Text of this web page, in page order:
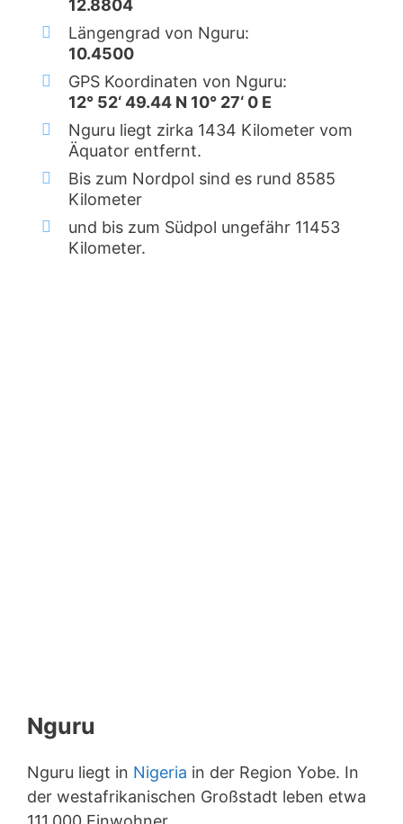
12.8804
Längengrad von Nguru:
10.4500
GPS Koordinaten von Nguru:
12° 52‘ 49.44 N 10° 27‘ 0 E
Nguru liegt zirka 1434 Kilometer vom
Äquator entfernt.
Bis zum Nordpol sind es rund 8585
Kilometer
und bis zum Südpol ungefähr 11453
Kilometer.
Nguru
Nguru liegt in Nigeria in der Region Yobe. In
der westafrikanischen Großstadt leben etwa